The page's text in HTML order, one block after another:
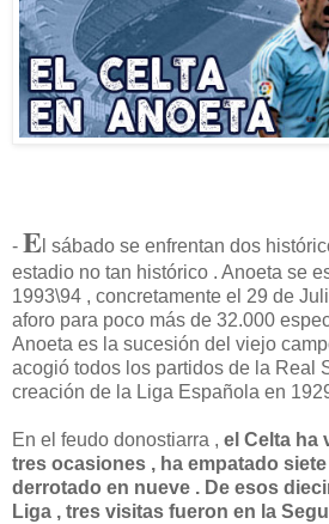
- E l sábado se enfrentan dos
estadio no tan histórico . Anoeta se
1993\94 , concretamente el 29 de
aforo para poco más de 32.000
Anoeta es la sucesión del viejo
acogió todos los partidos de la Real
creación de la Liga Española en
En el feudo donostiarra , el Celta ha
tres ocasiones , ha empatado
derrotado en nueve . De esos
Liga , tres visitas fueron en la